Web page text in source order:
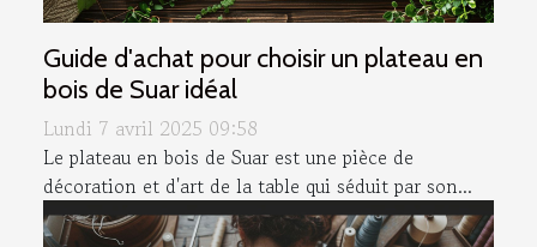
Guide d'achat pour choisir un plateau en
bois de Suar idéal
Lundi 7 avril 2025 09:58
Le plateau en bois de Suar est une pièce de
décoration et d'art de la table qui séduit par son...